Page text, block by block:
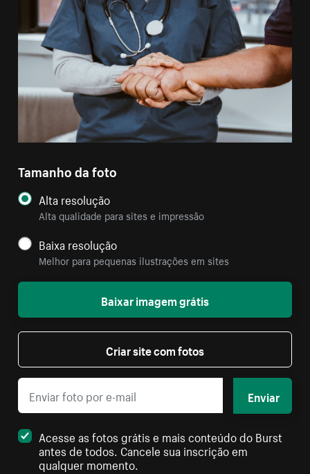
Tamanho da foto
Alta resolução
Alta qualidade para sites e impressão
Baixa resolução
Melhor para pequenas ilustrações em sites
Baixar imagem grátis
Criar site com fotos
Enviar
Acesse as fotos grátis e mais conteúdo do Burst
antes de todos. Cancele sua inscrição em
qualquer momento.